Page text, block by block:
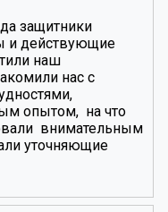
защитники
и действующие
наш
нас с
опытом, на что
внимательным
уточняющие